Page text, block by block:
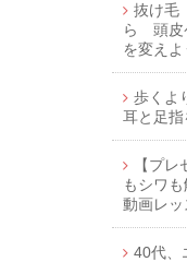
抜け毛
ら 頭皮
を変えよ
歩くよ
耳と足
【プ
もシワ
動画レッ
40代、